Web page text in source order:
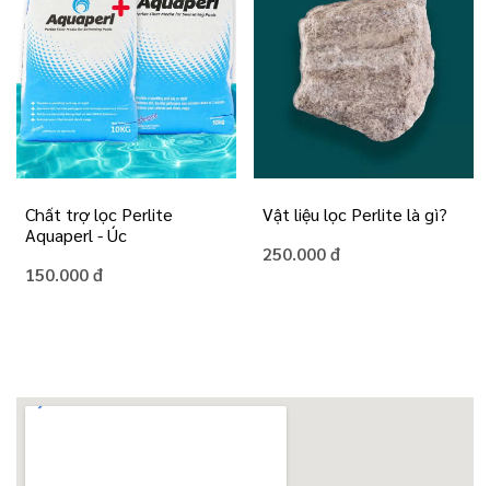
Chất trợ lọc Perlite
Aquaperl - Úc
150.000 đ
Vật liệu lọc Perlite là gì?
250.000 đ